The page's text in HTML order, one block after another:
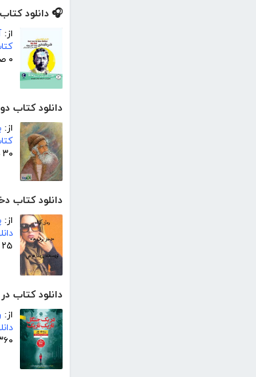
🎧 دانلود
از:
۰ صفحه
دانلود کتاب
از:
۳۰ صفحه
دانلود کتاب
از:
۲۵ صفحه
دانلود کتاب
از:
۳۶۰